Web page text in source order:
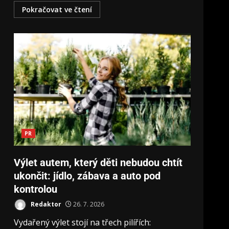
Pokračovat ve čtení
PR
Výlet autem, který děti nebudou chtít
ukončit: jídlo, zábava a auto pod
kontrolou
Redaktor 26. 7. 2026
Vydařený výlet stojí na třech pilířích: